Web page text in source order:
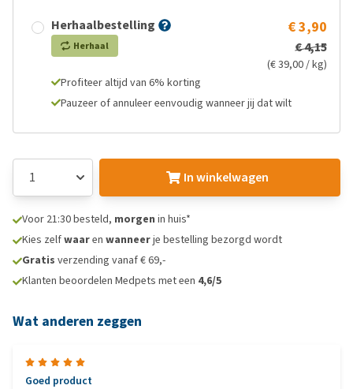
Herhaalbestelling
Herhaal
€ 3,90
€ 4,15
(€ 39,00 / kg)
Profiteer altijd van 6% korting
Pauzeer of annuleer eenvoudig wanneer jij dat wilt
In winkelwagen
Voor 21:30 besteld, morgen in huis*
Kies zelfwaaren wanneerje bestelling bezorgd wordt
Gratis verzending vanaf € 69,-
Klanten beoordelen Medpets met een 4,6/5
Wat anderen zeggen
Goed product